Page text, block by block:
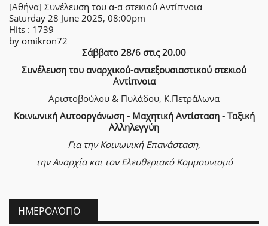
[Αθήνα] Συνέλευση του α-α στεκιού Αντίπνοια
Saturday 28 June 2025, 08:00pm
Hits : 1739
by omikron72
Σάββατο 28/6 στις 20.00
Συνέλευση του αναρχικού-αντιεξουσιαστικού στεκιού
Αντίπνοια
Αριστοβούλου & Πυλάδου, Κ.Πετράλωνα
Κοινωνική Αυτοοργάνωση - Μαχητική Αντίσταση - Ταξική
Αλληλεγγύη
Για την Κοινωνική Επανάσταση,
την Αναρχία και τον Ελευθεριακό Κομμουνισμό
ΗΜΕΡΟΛΌΓΙΟ